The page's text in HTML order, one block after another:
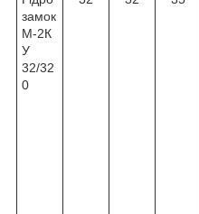
замок
М-2К
У
32/32
0